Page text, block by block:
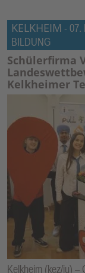
KELKHEIM - 07.
BILDUNG
Schülerfirma
Kelkheimer
Kelkheim (kez/ju) –